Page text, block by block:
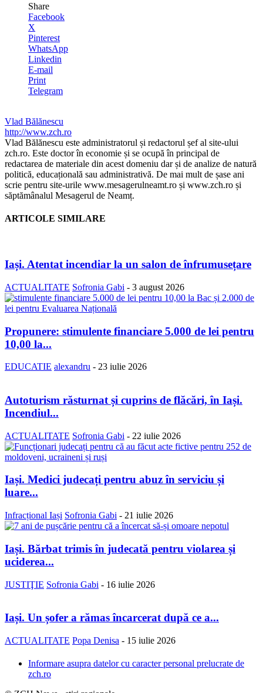
Share
Facebook
X
Pinterest
WhatsApp
Linkedin
E-mail
Print
Telegram
Vlad Bălănescu
http://www.zch.ro
Vlad Bălănescu este administratorul și redactorul șef al site-ului
zch.ro. Este doctor în economie și se ocupă în principal de
redactarea de materiale din acest domeniu dar și de analize de natură
politică, educațională sau administrativă. De mai mult de șase ani
scrie pentru site-urile www.mesagerulneamt.ro și www.zch.ro și
săptămânalul Mesagerul de Neamț.
ARTICOLE SIMILARE
Iași. Atentat incendiar la un salon de înfrumusețare
ACTUALITATE Sofronia Gabi - 3 august 2026
Propunere: stimulente financiare 5.000 de lei pentru
10,00 la...
EDUCATIE alexandru - 23 iulie 2026
Autoturism răsturnat și cuprins de flăcări, în Iași.
Incendiul...
ACTUALITATE Sofronia Gabi - 22 iulie 2026
Iași. Medici judecați pentru abuz în serviciu și
luare...
Infracțional Iași Sofronia Gabi - 21 iulie 2026
Iași. Bărbat trimis în judecată pentru violarea și
uciderea...
JUSTIŢIE Sofronia Gabi - 16 iulie 2026
Iași. Un șofer a rămas încarcerat după ce a...
ACTUALITATE Popa Denisa - 15 iulie 2026
Informare asupra datelor cu caracter personal prelucrate de
zch.ro